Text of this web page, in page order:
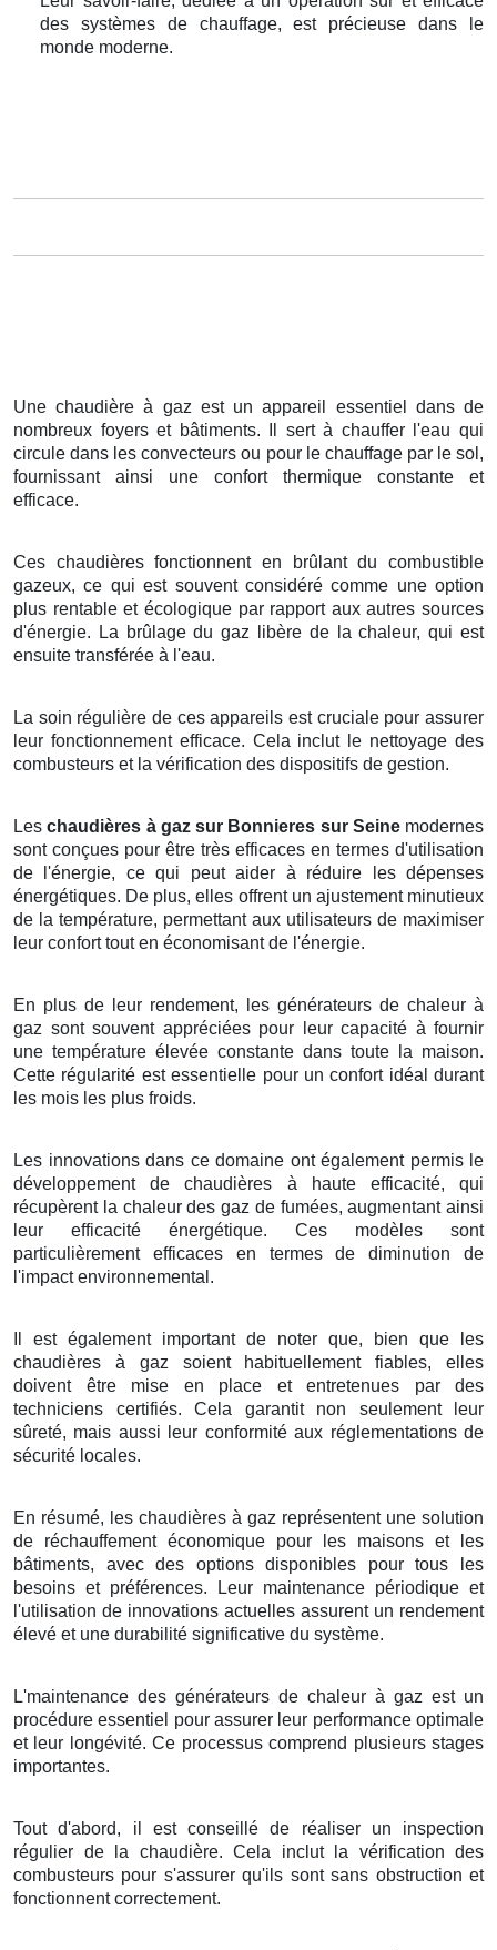
des systèmes de chauffage, est précieuse dans le
monde moderne.
Une chaudière à gaz est un appareil essentiel dans de
nombreux foyers et bâtiments. Il sert à chauffer l'eau qui
circule dans les convecteurs ou pour le chauffage par le sol,
fournissant ainsi une confort thermique constante et
efficace.
Ces chaudières fonctionnent en brûlant du combustible
gazeux, ce qui est souvent considéré comme une option
plus rentable et écologique par rapport aux autres sources
d'énergie. La brûlage du gaz libère de la chaleur, qui est
ensuite transférée à l'eau.
La soin régulière de ces appareils est cruciale pour assurer
leur fonctionnement efficace. Cela inclut le nettoyage des
combusteurs et la vérification des dispositifs de gestion.
Leschaudières à gaz sur Bonnieres sur Seinemodernes
sont conçues pour être très efficaces en termes d'utilisation
de l'énergie, ce qui peut aider à réduire les dépenses
énergétiques. De plus, elles offrent un ajustement minutieux
de la température, permettant aux utilisateurs de maximiser
leur confort tout en économisant de l'énergie.
En plus de leur rendement, les générateurs de chaleur à
gaz sont souvent appréciées pour leur capacité à fournir
une température élevée constante dans toute la maison.
Cette régularité est essentielle pour un confort idéal durant
les mois les plus froids.
Les innovations dans ce domaine ont également permis le
développement de chaudières à haute efficacité, qui
récupèrent la chaleur des gaz de fumées, augmentant ainsi
leur efficacité énergétique. Ces modèles sont
particulièrement efficaces en termes de diminution de
l'impact environnemental.
Il est également important de noter que, bien que les
chaudières à gaz soient habituellement fiables, elles
doivent être mise en place et entretenues par des
techniciens certifiés. Cela garantit non seulement leur
sûreté, mais aussi leur conformité aux réglementations de
sécurité locales.
En résumé, les chaudières à gaz représentent une solution
de réchauffement économique pour les maisons et les
bâtiments, avec des options disponibles pour tous les
besoins et préférences. Leur maintenance périodique et
l'utilisation de innovations actuelles assurent un rendement
élevé et une durabilité significative du système.
L'maintenance des générateurs de chaleur à gaz est un
procédure essentiel pour assurer leur performance optimale
et leur longévité. Ce processus comprend plusieurs stages
importantes.
Tout d'abord, il est conseillé de réaliser un inspection
régulier de la chaudière. Cela inclut la vérification des
combusteurs pour s'assurer qu'ils sont sans obstruction et
fonctionnent correctement.